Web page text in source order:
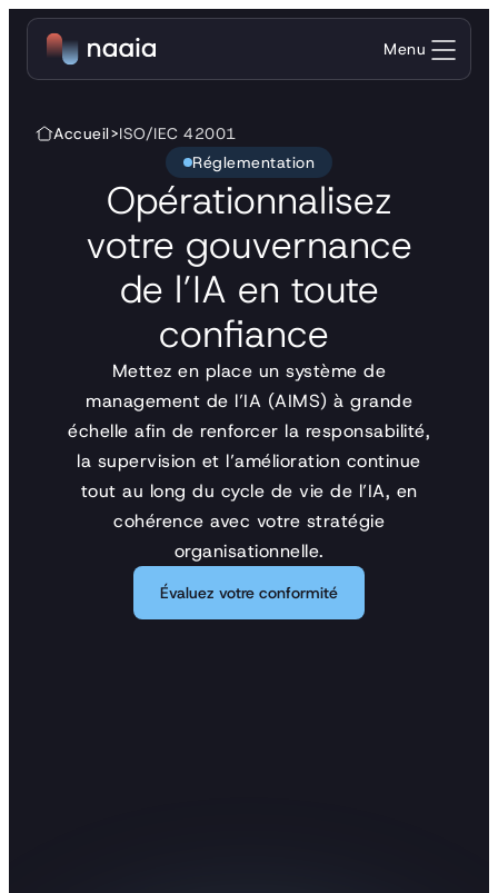
Aller au contenu
Menu
Accueil>ISO/IEC 42001
Réglementation
Opérationnalisez
votre gouvernance
de l’IA en toute
confiance
Mettez en place un système de
management de l’IA (AIMS) à grande
échelle afin de renforcer la responsabilité,
la supervision et l’amélioration continue
tout au long du cycle de vie de l’IA, en
cohérence avec votre stratégie
organisationnelle.
Évaluez votre conformité
Évaluez votre conformité